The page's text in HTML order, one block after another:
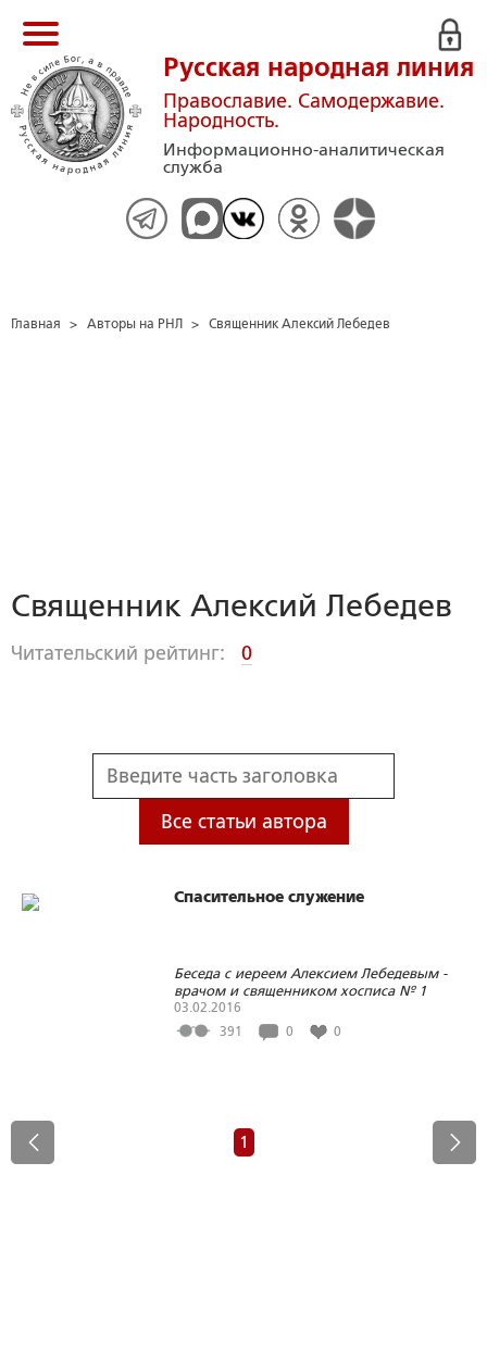
Русская народная линия
Православие. Самодержавие.
Народность.
Информационно-аналитическая
служба
Главная > Авторы на РНЛ > Священник Алексий Лебедев
Священник Алексий Лебедев
Читательский рейтинг: 0
Все статьи автора
Спасительное служение
Беседа с иереем Алексием Лебедевым -
врачом и священником хосписа № 1
Санкт-Петербурга
03.02.2016
391
0 0
1